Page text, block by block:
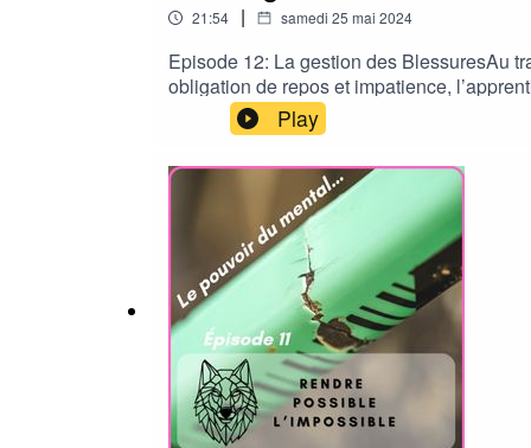
21:54 | samedi 25 mai 2024
Episode 12: La gestion des BlessuresAu
obligation de repos et impatience,
vous proposer des accompagnements
détails de l’aventure, et de mon activité
Instagram: https://www.instagram.com/
https://www.facebook.com/
défis:https://chat.whatsapp.com/
lang=frALTITUDE EYEWEAR: https://
igsh=ejJzM2N4MmUxODJhGTJ: https://
Play